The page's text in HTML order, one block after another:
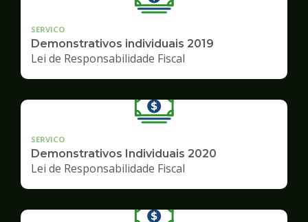
SERVICO
Demonstrativos individuais 2019
Lei de Responsabilidade Fiscal
SERVICO
Demonstrativos Individuais 2020
Lei de Responsabilidade Fiscal